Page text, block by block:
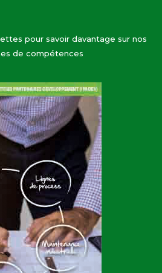
pour savoir davantage sur nos
de compétences